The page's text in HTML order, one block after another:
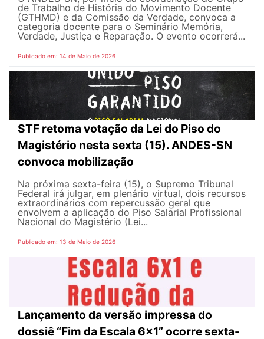
de Trabalho de História do Movimento Docente
(GTHMD) e da Comissão da Verdade, convoca a
categoria docente para o Seminário Memória,
Verdade, Justiça e Reparação. O evento ocorrerá...
Publicado em: 14 de Maio de 2026
STF retoma votação da Lei do Piso do
Magistério nesta sexta (15). ANDES-SN
convoca mobilização
Na próxima sexta-feira (15), o Supremo Tribunal
Federal irá julgar, em plenário virtual, dois recursos
extraordinários com repercussão geral que
envolvem a aplicação do Piso Salarial Profissional
Nacional do Magistério (Lei...
Publicado em: 13 de Maio de 2026
Lançamento da versão impressa do
dossiê “Fim da Escala 6×1” ocorre sexta-